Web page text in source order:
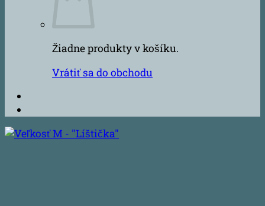
Žiadne produkty v košíku.
Vrátiť sa do obchodu